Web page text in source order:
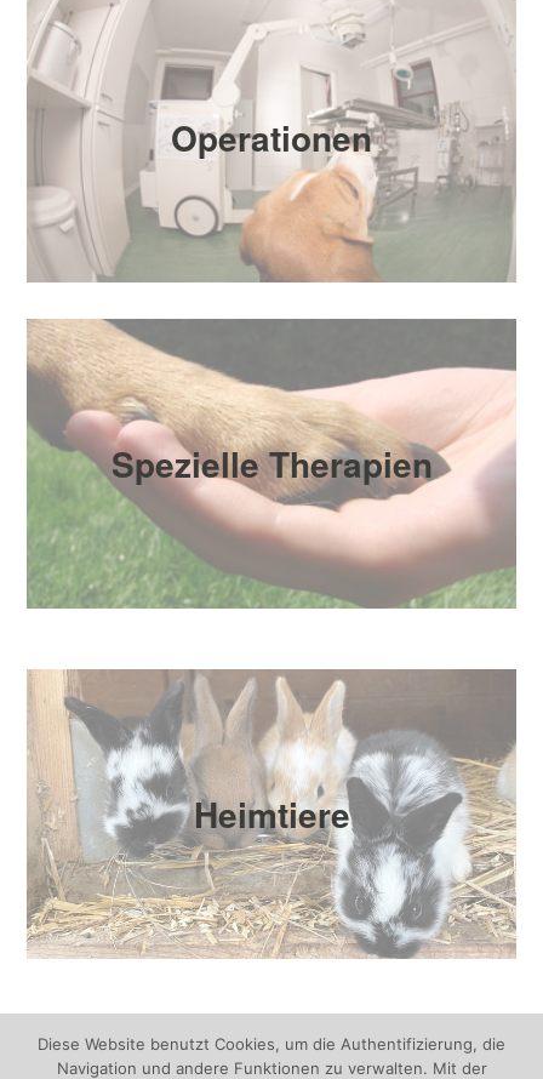
Operationen
Spezielle Therapien
Heimtiere
Diese Website benutzt Cookies, um die Authentifizierung, die
Navigation und andere Funktionen zu verwalten. Mit der